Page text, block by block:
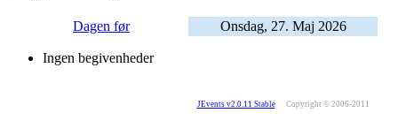
Dagen før Onsdag, 27. Maj 2026
Ingen begivenheder
JEvents v2.0.11 Stable Copyright © 2006-2011